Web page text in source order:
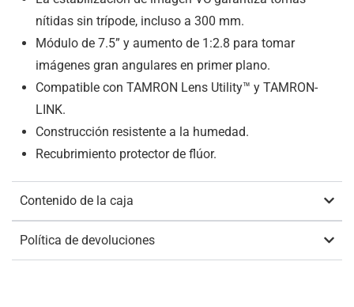
nítidas sin trípode, incluso a 300 mm.
Módulo de 7.5” y aumento de 1:2.8 para tomar
imágenes gran angulares en primer plano.
Compatible con TAMRON Lens Utility™ y TAMRON-
LINK.
Construcción resistente a la humedad.
Recubrimiento protector de flúor.
Contenido de la caja
Política de devoluciones